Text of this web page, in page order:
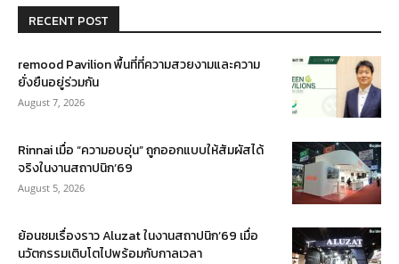
RECENT POST
remood Pavilion พื้นที่ที่ความสวยงามและความ
ยั่งยืนอยู่ร่วมกัน
August 7, 2026
Rinnai เมื่อ “ความอบอุ่น” ถูกออกแบบให้สัมผัสได้
จริงในงานสถาปนิก’69
August 5, 2026
ย้อนชมเรื่องราว Aluzat ในงานสถาปนิก’69 เมื่อ
นวัตกรรมเติบโตไปพร้อมกับกาลเวลา